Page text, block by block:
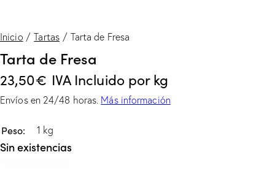
Inicio Tartas Tarta de Fresa
Tarta de Fresa
23,50€ IVA Incluidopor kg
Envíos en 24/48 horas. Más información
Peso 1 kg
Sin existencias